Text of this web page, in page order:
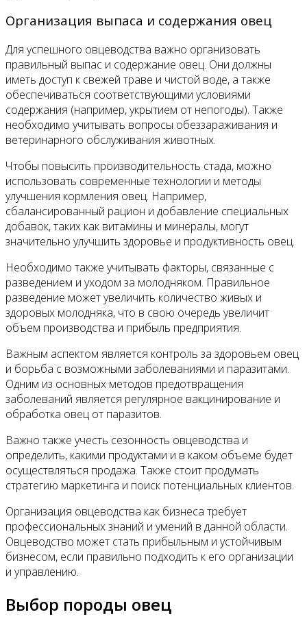
Организация выпаса и содержания овец
Для успешного овцеводства важно организовать
правильный выпас и содержание овец. Они должны
иметь доступ к свежей траве и чистой воде, а также
обеспечиваться соответствующими условиями
содержания (например, укрытием от непогоды). Также
необходимо учитывать вопросы обеззараживания и
ветеринарного обслуживания животных.
Чтобы повысить производительность стада, можно
использовать современные технологии и методы
улучшения кормления oвец. Например,
сбалансированный рацион и добавление специальных
добавок, таких как витамины и минералы, могут
значительно улучшить здоровье и продуктивность овец.
Необходимо также учитывать факторы, связанные с
разведением и уходом за молодняком. Правильное
разведение может увеличить количество живых и
здоровых молодняка, что в свою очередь увеличит
объем производства и прибыль предприятия.
Важным аспектом является контроль за здоровьем овец
и борьба с возможными заболеваниями и паразитами.
Одним из основных методов предотвращения
заболеваний является регулярное вакцинирование и
обработка овец от паразитов.
Важно также учесть сезонность овцеводства и
определить, какими продуктами и в каком объеме будет
осуществляться продажа. Также стоит продумать
стратегию маркетинга и поиск потенциальных клиентов.
Организация овцеводства как бизнеса требует
профессиональных знаний и умений в данной области.
Овцеводство может стать прибыльным и устойчивым
бизнесом, если правильно подходить к его организации
и управлению.
Выбор породы овец